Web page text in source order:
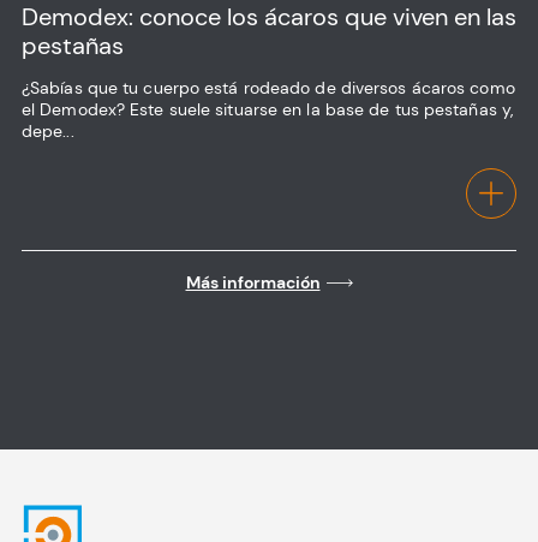
Demodex: conoce los ácaros que viven en las
pestañas
¿Sabías que tu cuerpo está rodeado de diversos ácaros como
el Demodex? Este suele situarse en la base de tus pestañas y,
depe...
Más información